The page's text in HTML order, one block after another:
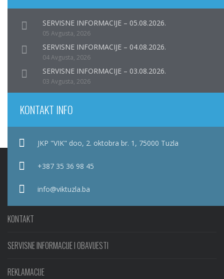
SERVISNE INFORMACIJE – 05.08.2026.
05 Avgusta, 2026
SERVISNE INFORMACIJE – 04.08.2026.
04 Avgusta, 2026
SERVISNE INFORMACIJE – 03.08.2026.
03 Avgusta, 2026
KONTAKT INFO
JKP "VIK" doo, 2. oktobra br. 1, 75000 Tuzla
+387 35 36 98 45
info@viktuzla.ba
KONTAKT
SERVISNE INFORMACIJE I OBAVIJESTI
REKLAMACIJE